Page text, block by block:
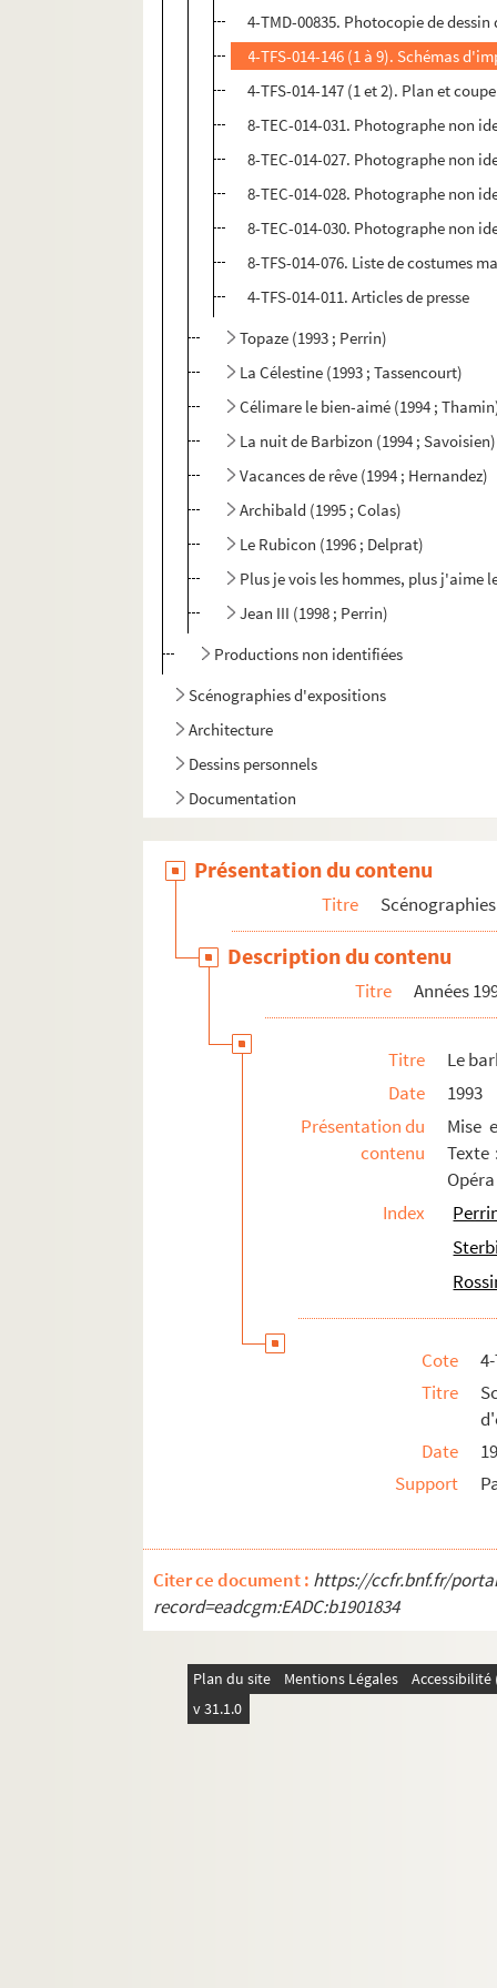
4-TMD-00835. Photocopie de dessin
4-TFS-014-146 (1 à 9). Schémas
4-TFS-014-147 (1 et 2). Plan et
8-TEC-014-031. Photographe non
8-TEC-014-027. Photographe non
8-TEC-014-028. Photographe non
8-TEC-014-030. Photographe non
8-TFS-014-076. Liste de costumes
4-TFS-014-011. Articles de presse
Topaze (1993 ; Perrin)
La Célestine (1993 ; Tassencourt)
Célimare le bien-aimé (1994 ;
La nuit de Barbizon (1994 ; Savoisien)
Vacances de rêve (1994 ; Hernandez)
Archibald (1995 ; Colas)
Le Rubicon (1996 ; Delprat)
Plus je vois les hommes, plus j'aime
Jean III (1998 ; Perrin)
Productions non identifiées
Scénographies d'expositions
Architecture
Dessins personnels
Documentation
Présentation du contenu
Titre
Description du contenu
Titre Années
Titre
Le
Date
1993
Présentation du
contenu
Mise
Texte
Index
Cote
Titre
Date
Support
Citer ce document : https://ccfr.bnf.fr/
record=eadcgm:EADC:b1901834
Plan du site Mentions Légales
v 31.1.0